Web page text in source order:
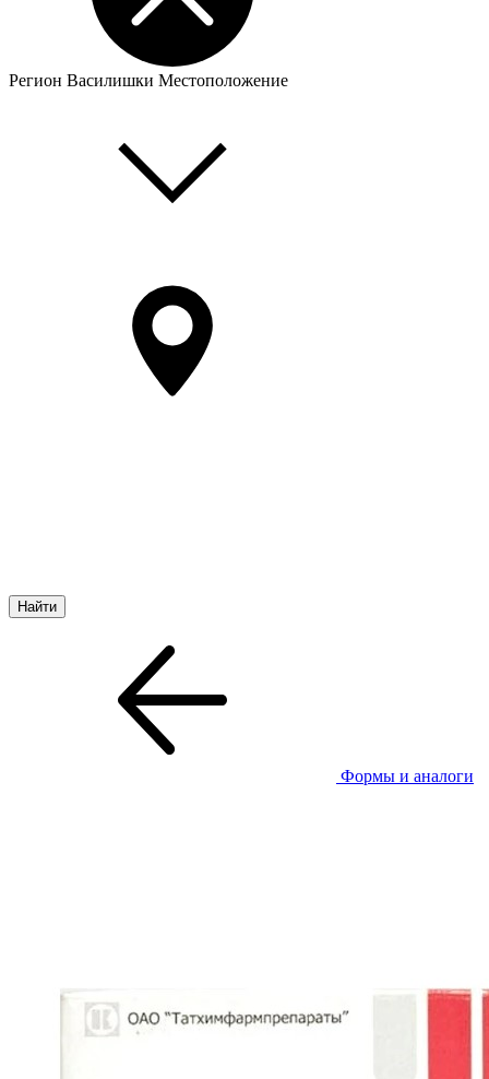
Регион Василишки Местоположение
Формы и аналоги